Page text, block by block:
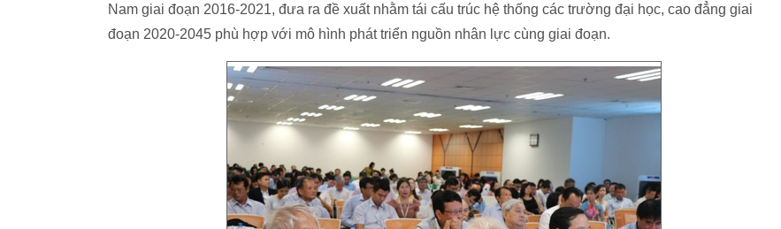
Nam giai đoạn 2016-2021, đưa ra đề xuất nhằm tái cấu trúc hệ thống các trường đại học, cao đẳng giai
đoạn 2020-2045 phù hợp với mô hình phát triển nguồn nhân lực cùng giai đoạn.